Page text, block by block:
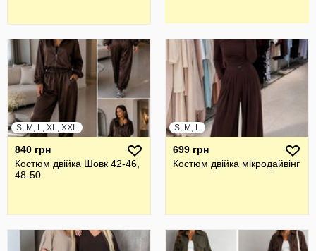
S, M, L, XL, XXL
840 грн
Костюм двійка Шовк 42-46,
48-50
S, M, L
699 грн
Костюм двійка мікродайвінг